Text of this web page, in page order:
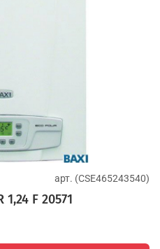
арт. (CSE465243540)
1,24 F 20571